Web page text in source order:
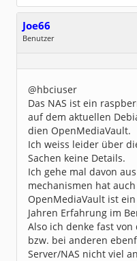
Joe66
Benutzer
Dabei seit:
04 / 2025
@hbciuser
Das NAS ist ein
auf dem aktuellen
dien OpenMediaVault.
Ich weiss leider über
Sachen keine Details.
Ich gehe mal davon
mechanismen hat auch
OpenMediaVault ist
Jahren Erfahrung im
Also ich denke fast
bzw. bei anderen
Server/NAS nicht viel